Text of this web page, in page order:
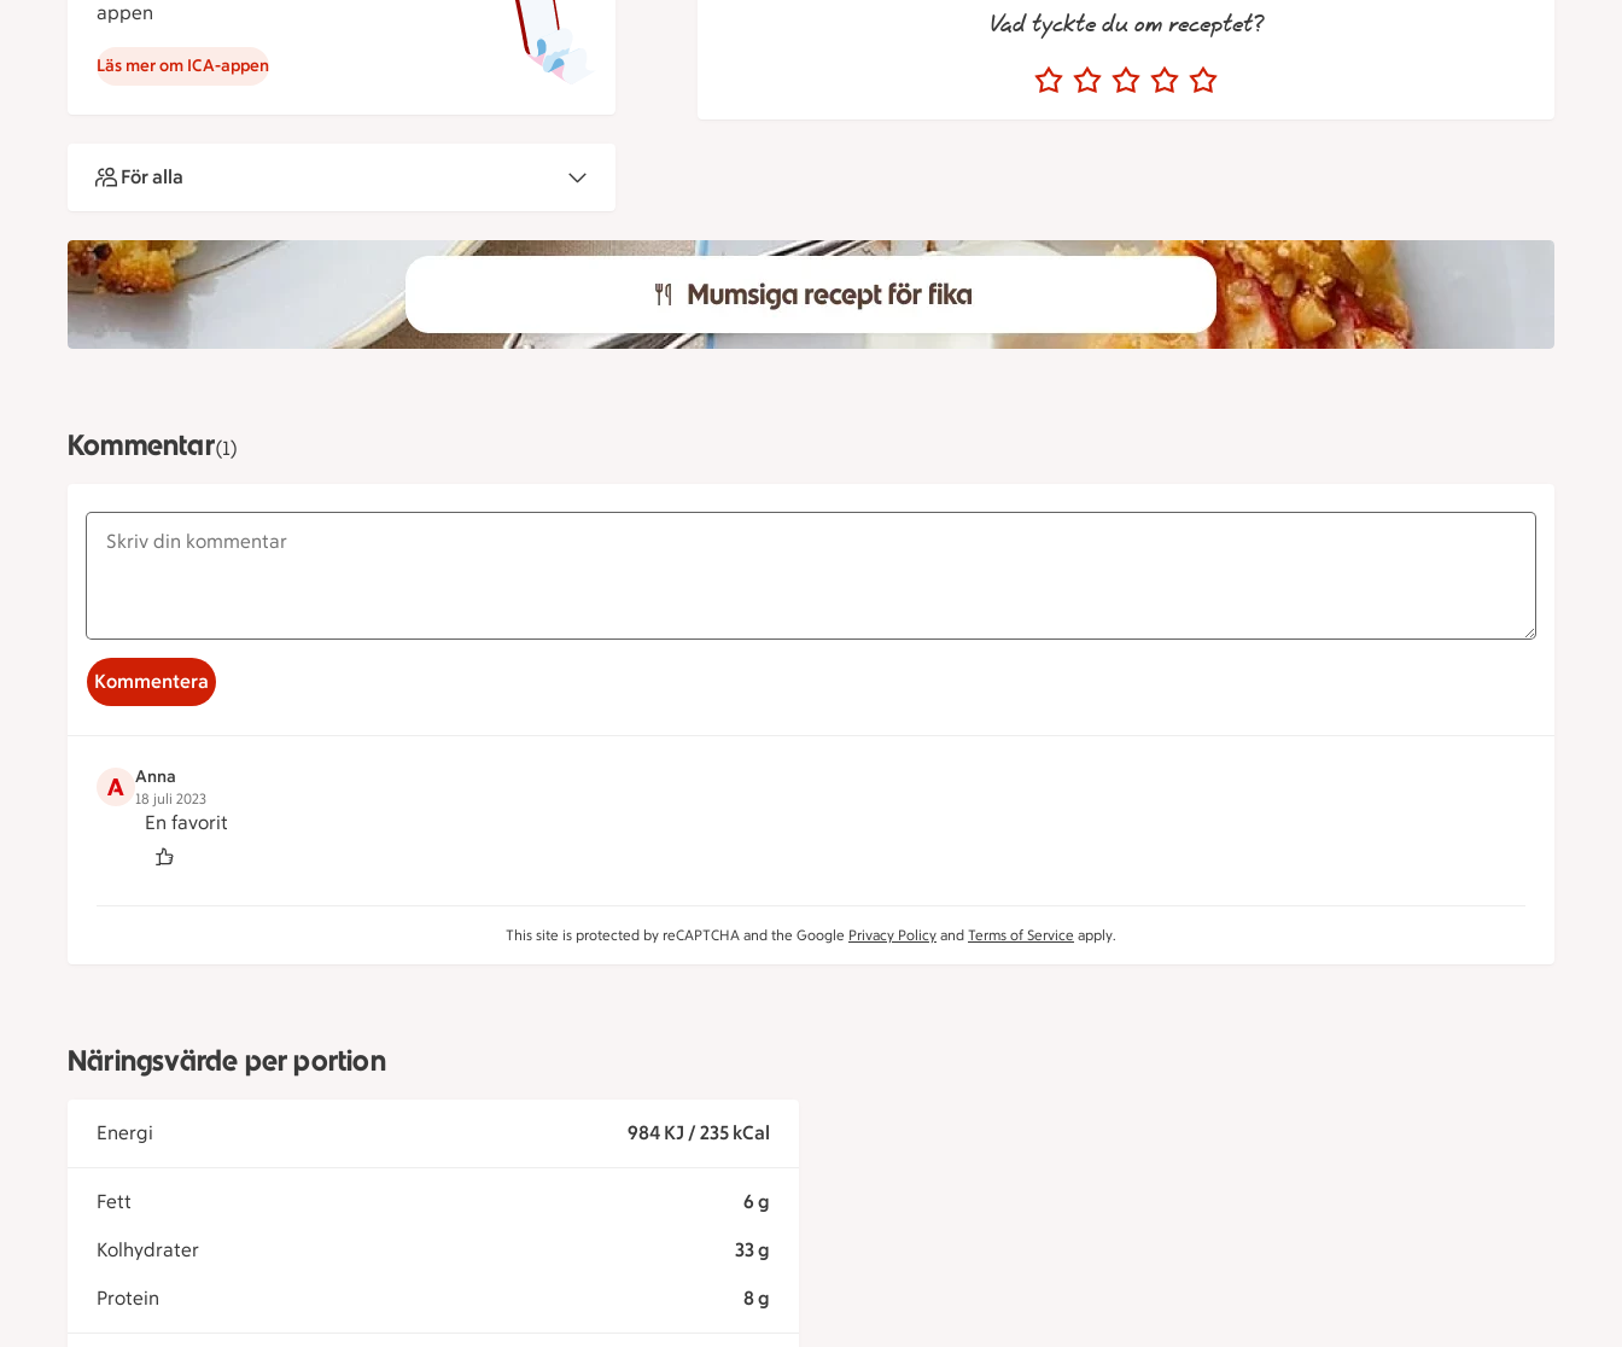
appen
Läs mer om ICA-appen
För alla
Vad tyckte du om receptet?
Kommentar(1)
Kommentera
A Anna
18 juli 2023
En favorit
This site is protected by reCAPTCHA and the Google Privacy Policy and Terms of Service apply.
Näringsvärde per portion
Energi 984 KJ / 235 kCal
Fett 6 g
Kolhydrater 33 g
Protein 8 g